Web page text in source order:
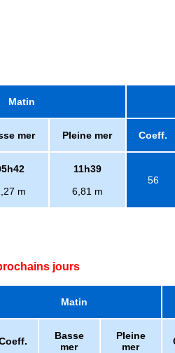
Matin
mer Pleine mer Coeff.
m
11h39
6,81 m
56
jours
Matin
Basse
mer
Pleine
mer